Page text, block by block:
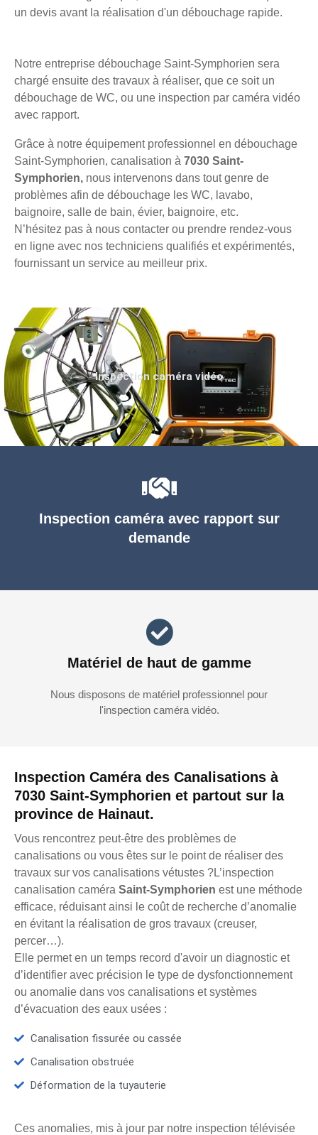
un devis avant la réalisation d'un débouchage rapide.
Notre entreprise débouchage Saint-Symphorien sera
chargé ensuite des travaux à réaliser, que ce soit un
débouchage de WC, ou une inspection par caméra vidéo
avec rapport.
Grâce à notre équipement professionnel en débouchage
Saint-Symphorien, canalisation à 7030 Saint-
Symphorien, nous intervenons dans tout genre de
problèmes afin de débouchage les WC, lavabo,
baignoire, salle de bain, évier, baignoire, etc.
N’hésitez pas à nous contacter ou prendre rendez-vous
en ligne avec nos techniciens qualifiés et expérimentés,
fournissant un service au meilleur prix.
Inspection Caméra des Canalisations à
7030 Saint-Symphorien et partout sur la
province de Hainaut.
Vous rencontrez peut-être des problèmes de
canalisations ou vous êtes sur le point de réaliser des
travaux sur vos canalisations vétustes ?L’inspection
canalisation caméra Saint-Symphorien est une méthode
efficace, réduisant ainsi le coût de recherche d’anomalie
en évitant la réalisation de gros travaux (creuser,
percer…).
Elle permet en un temps record d'avoir un diagnostic et
d’identifier avec précision le type de dysfonctionnement
ou anomalie dans vos canalisations et systèmes
d’évacuation des eaux usées :
Canalisation fissurée ou cassée
Canalisation obstruée
Déformation de la tuyauterie
Ces anomalies, mis à jour par notre inspection télévisée
Inspection caméra avec rapport sur
demande
Matériel de haut de gamme
Nous disposons de matériel professionnel pour
l'inspection caméra vidéo.
Inspection caméra vidéo